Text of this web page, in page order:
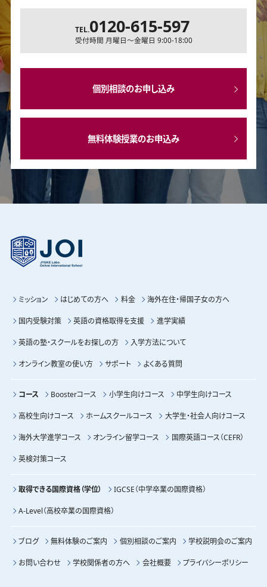
TEL.0120-615-597
受付時間 月曜日～金曜日 9:00-18:00
個別相談のお申し込み
無料体験授業のお申込み
ミッション はじめての方へ 料金 海外在住・帰国子女の方へ
国内受験対策 英語の資格取得を支援 進学実績
英語の塾・スクールをお探しの方 入学方法について
オンライン教室の使い方 サポート よくある質問
コース Boosterコース 小学生向けコース 中学生向けコース
高校生向けコース ホームスクールコース 大学生・社会人向けコース
海外大学進学コース オンライン留学コース 国際英語コース（CEFR）
英検対策コース
取得できる国際資格（学位） IGCSE（中学卒業の国際資格）
A-Level（高校卒業の国際資格）
ブログ 無料体験のご案内 個別相談のご案内 学校説明会のご案内
お問い合わせ 学校関係者の方へ 会社概要 プライバシーポリシー